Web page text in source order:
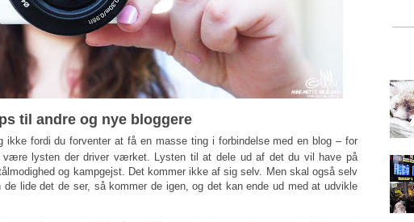
til andre og nye bloggere
fordi du forventer at få en masse ting i forbindelse med en blog – for
lysten der driver værket. Lysten til at dele ud af det du vil have på
og kampgejst. Det kommer ikke af sig selv. Men skal også selv
lide det de ser, så kommer de igen, og det kan ende ud med at udvikle